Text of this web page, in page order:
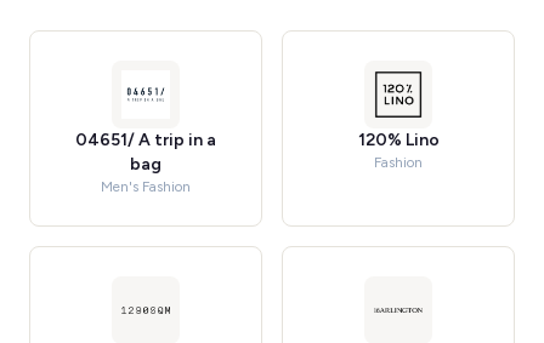
04651/ A trip in a
bag
Men's Fashion
120% Lino
Fashion